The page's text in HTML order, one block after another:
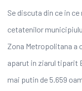
Se discuta din ce in
cetatenilor
Zona Metropolitana a
aparut in ziarul tiparit
mai putin de 5.659